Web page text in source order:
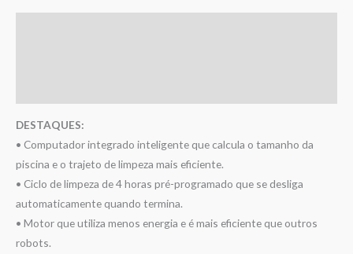
DESTAQUES:
• Computador integrado inteligente que calcula o tamanho da
piscina e o trajeto de limpeza mais eficiente.
• Ciclo de limpeza de 4 horas pré-programado que se desliga
automaticamente quando termina.
• Motor que utiliza menos energia e é mais eficiente que outros
robots.